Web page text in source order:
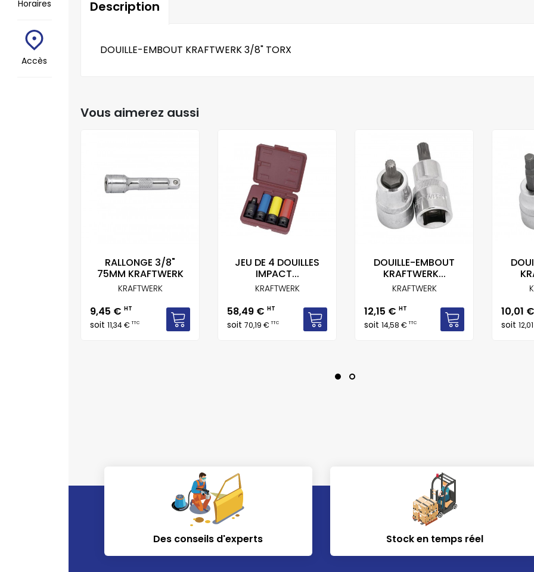
Description
DOUILLE-EMBOUT KRAFTWERK 3/8" TORX
Vous aimerez aussi
RALLONGE 3/8"
75MM KRAFTWERK
KRAFTWERK
Prix
9,45 € HT
soit 11,34 €TTC
JEU DE 4 DOUILLES
IMPACT...
KRAFTWERK
Prix
58,49 € HT
soit 70,19 €TTC
DOUILLE-EMBOUT
KRAFTWERK...
KRAFTWERK
Prix
12,15 € HT
soit 14,58 €TTC
Prix
10,01 €
soit
Des conseils d'experts Stock en temps réel
Horaires
Accès